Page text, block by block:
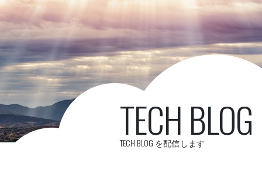
TECH BLOG
TECH BLOG を配信します